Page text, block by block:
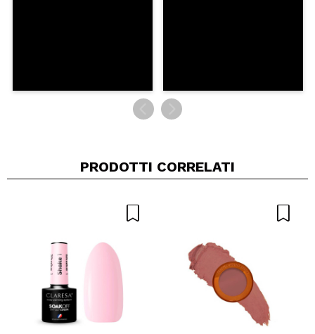
PRODOTTI CORRELATI